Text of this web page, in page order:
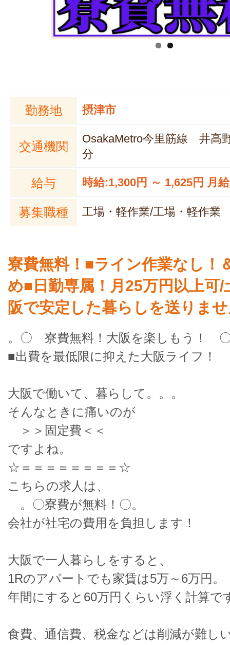
勤務地 摂津市
交通機関
OsakaMetro今里筋線 井高
分
給与 時給:1,300円 ～ 1,625円 月
募集職種 工場・軽作業/工場・軽作業
寮費無料！■ライン作業なし！
め■日勤専属！月25万円以上可/
阪で安定した暮らしを送りま
。〇 寮費無料！大阪を楽しもう！
■出費を最低限に抑えた大阪ライフ！
大阪で働いて、暮らして。。。
そんなときに痛いのが
＞＞固定費＜＜
ですよね。
☆＝＝＝＝＝＝＝＝☆
こちらの求人は、
。〇寮費が無料！〇。
会社が社宅の費用を負担します！
大阪で一人暮らしをすると、
1Rのアパートでも家賃は5万～6万円。
年間にすると60万円くらい浮く計算で
食費、通信費、税金などは削減が難し